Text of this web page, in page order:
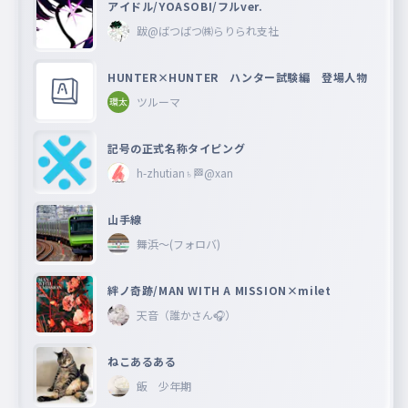
アイドル/YOASOBI/フルver.
跋@ばつばつ㈱らりられ支社
HUNTER×HUNTER ハンター試験編 登場人物
ツルーマ
記号の正式名称タイピング
h-zhutian♄🏁@xan
山手線
舞浜〜(フォロバ)
絆ノ奇跡/MAN WITH A MISSION×milet
天音（誰かさん🎧）
ねこあるある
飯 少年期